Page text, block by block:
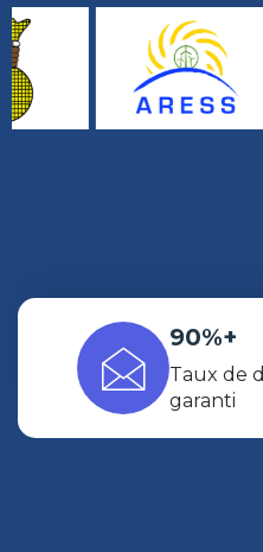
90%+
Taux de
garanti